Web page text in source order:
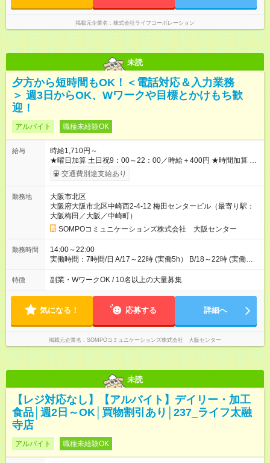
掲載元企業名 株式会社ライフコーポレーション
未読
夕方から短時間もOK！＜電話対応＆入力業務
＞ 週3日からOK、Wワークや目標とかけもち歓
迎！
アルバイト 職種未経験OK
給与
時給1,710円～
★曜日加算 土日祝9：00～22：00／時給＋400円 ★時間加算 月
09：00～12：00／時給+200円 月17：00～22：00／時給+200
円 金17：00～22：00／時給+400円 ※曜日加算と時間帯加算は
3日・月収例 ロングシフトで・・・月収20万3580円 [1]金曜日
収：13970円×4日＝55880円 [2]土曜日収：14770円×5日＝
73850円 [3]日曜日収：14770円×5日＝73850円 ※全日14：00～
22：00 ショートシフトで・・・月収11万7070円 [1]月曜日収：
7640円×4日＝30560円 [2]金曜日収：8440円×4日＝33760円 [3]
土曜日収：10550円×5日＝52750円 ※月金/18：00～22：00、
土/17：00～22：00 【試用期間】試用期間あり 試用期間の長
す。 雇用形態：アルバイト・パート採用 給与：時給 1,610円以
上 ※各加算給無
交通費別途支給あり
勤務地
大阪市北区
大阪府大阪市北区中崎西2-4-12 梅田センタービル（最寄り駅：
大阪梅田／大阪／中崎町）
SOMPOコミュニケーションズ株式会社 大阪センター
勤務時間
14:00～22:00
実働時間：7時間/日 A/17～22時 (実働5h） B/18～22時 (実働
4h） C/14～22時 (実働7h・休憩1h） ※導入研修(OJT研修)から
適用 ★週3日以上/曜日固定 ※土or日必須 ◎休日:平日メイン ◎月
確認 GW・お盆・年末年始も シフト通りの出勤が必要です
特徴 副業・WワークOK / 10名以上の大量募集
気になる！ 応募する 詳細へ
掲載元企業名 SOMPOコミュニケーションズ株式会社 大阪センター
未読
【レジ対応なし】【アルバイト】デイリー・加工
食品│週2日～OK│買物割引あり│237_ライフ太融
寺店
アルバイト 職種未経験OK